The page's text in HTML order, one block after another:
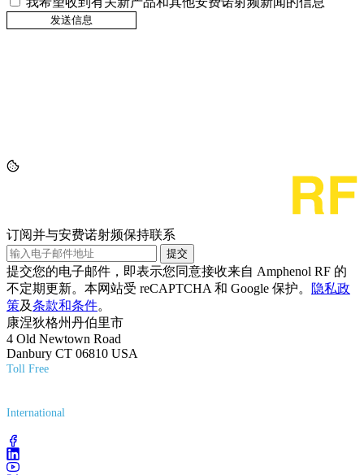
订阅并与安费诺射频保持联系
提交
提交您的电子邮件，即表示您同意接收来自 Amphenol RF 的
不定期更新。本网站受 reCAPTCHA 和 Google 保护。
隐私政
策及条款和条件。
康涅狄格州丹伯里市
4 Old Newtown Road
Danbury CT 06810 USA
Toll Free
International